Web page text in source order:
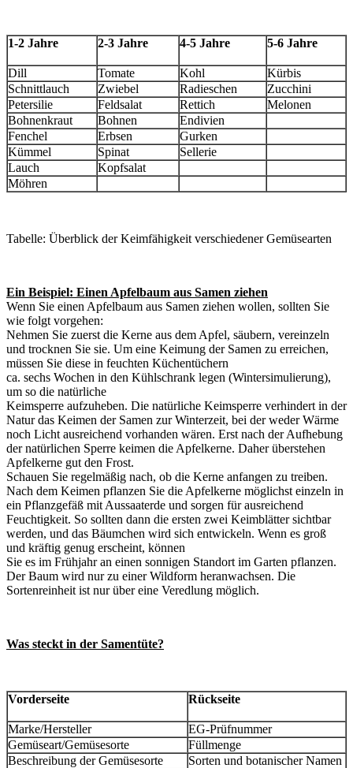
1-2 Jahre 2-3 Jahre 4-5 Jahre 5-6 Jahre
Dill Tomate Kohl
Kürbis
Schnittlauch
Zwiebel Radieschen
Zucchini
Petersilie
Feldsalat Rettich
Melonen
Bohnenkraut
Bohnen
Endivien
Fenchel
Erbsen
Gurken
Kümmel
Spinat
Sellerie
Lauch
Kopfsalat
Möhren
Tabelle: Überblick der Keimfähigkeit verschiedener Gemüsearten
Ein Beispiel: Einen Apfelbaum aus Samen ziehen
Wenn Sie einen Apfelbaum aus Samen ziehen wollen, sollten Sie
wie folgt vorgehen:
Nehmen Sie zuerst die Kerne aus dem Apfel, säubern, vereinzeln
und trocknen Sie sie. Um eine Keimung der Samen zu erreichen,
müssen Sie diese in feuchten Küchentüchern
ca. sechs Wochen in den Kühlschrank legen (Wintersimulierung),
um so die natürliche
Keimsperre aufzuheben. Die natürliche Keimsperre verhindert in der
Natur das Keimen der Samen zur Winterzeit, bei der weder Wärme
noch Licht ausreichend vorhanden wären. Erst nach der Aufhebung
der natürlichen Sperre keimen die Apfelkerne. Daher überstehen
Apfelkerne gut den Frost.
Schauen Sie regelmäßig nach, ob die Kerne anfangen zu treiben.
Nach dem Keimen pflanzen Sie die Apfelkerne möglichst einzeln in
ein Pflanzgefäß mit Aussaaterde und sorgen für ausreichend
Feuchtigkeit. So sollten dann die ersten zwei Keimblätter sichtbar
werden, und das Bäumchen wird sich entwickeln. Wenn es groß
und kräftig genug erscheint, können
Sie es im Frühjahr an einen sonnigen Standort im Garten pflanzen.
Der Baum wird nur zu einer Wildform heranwachsen. Die
Sortenreinheit ist nur über eine Veredlung möglich.
Was steckt in der Samentüte?
Vorderseite Rückseite
Marke/Hersteller
EG-Prüfnummer
Gemüseart/Gemüsesorte
Füllmenge
Beschreibung der Gemüsesorte
Sorten und botanischer Namen